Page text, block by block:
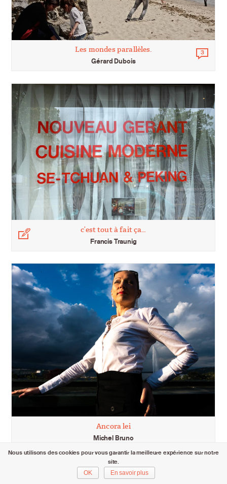
Les mondes parallèles.
Gérard Dubois
3
c’est tout à fait ça…
Francis Traunig
Ancora lei
Michel Bruno
Nous utilisons des cookies pour vous garantir la meilleure expérience sur notre
site.
OK
En savoir plus